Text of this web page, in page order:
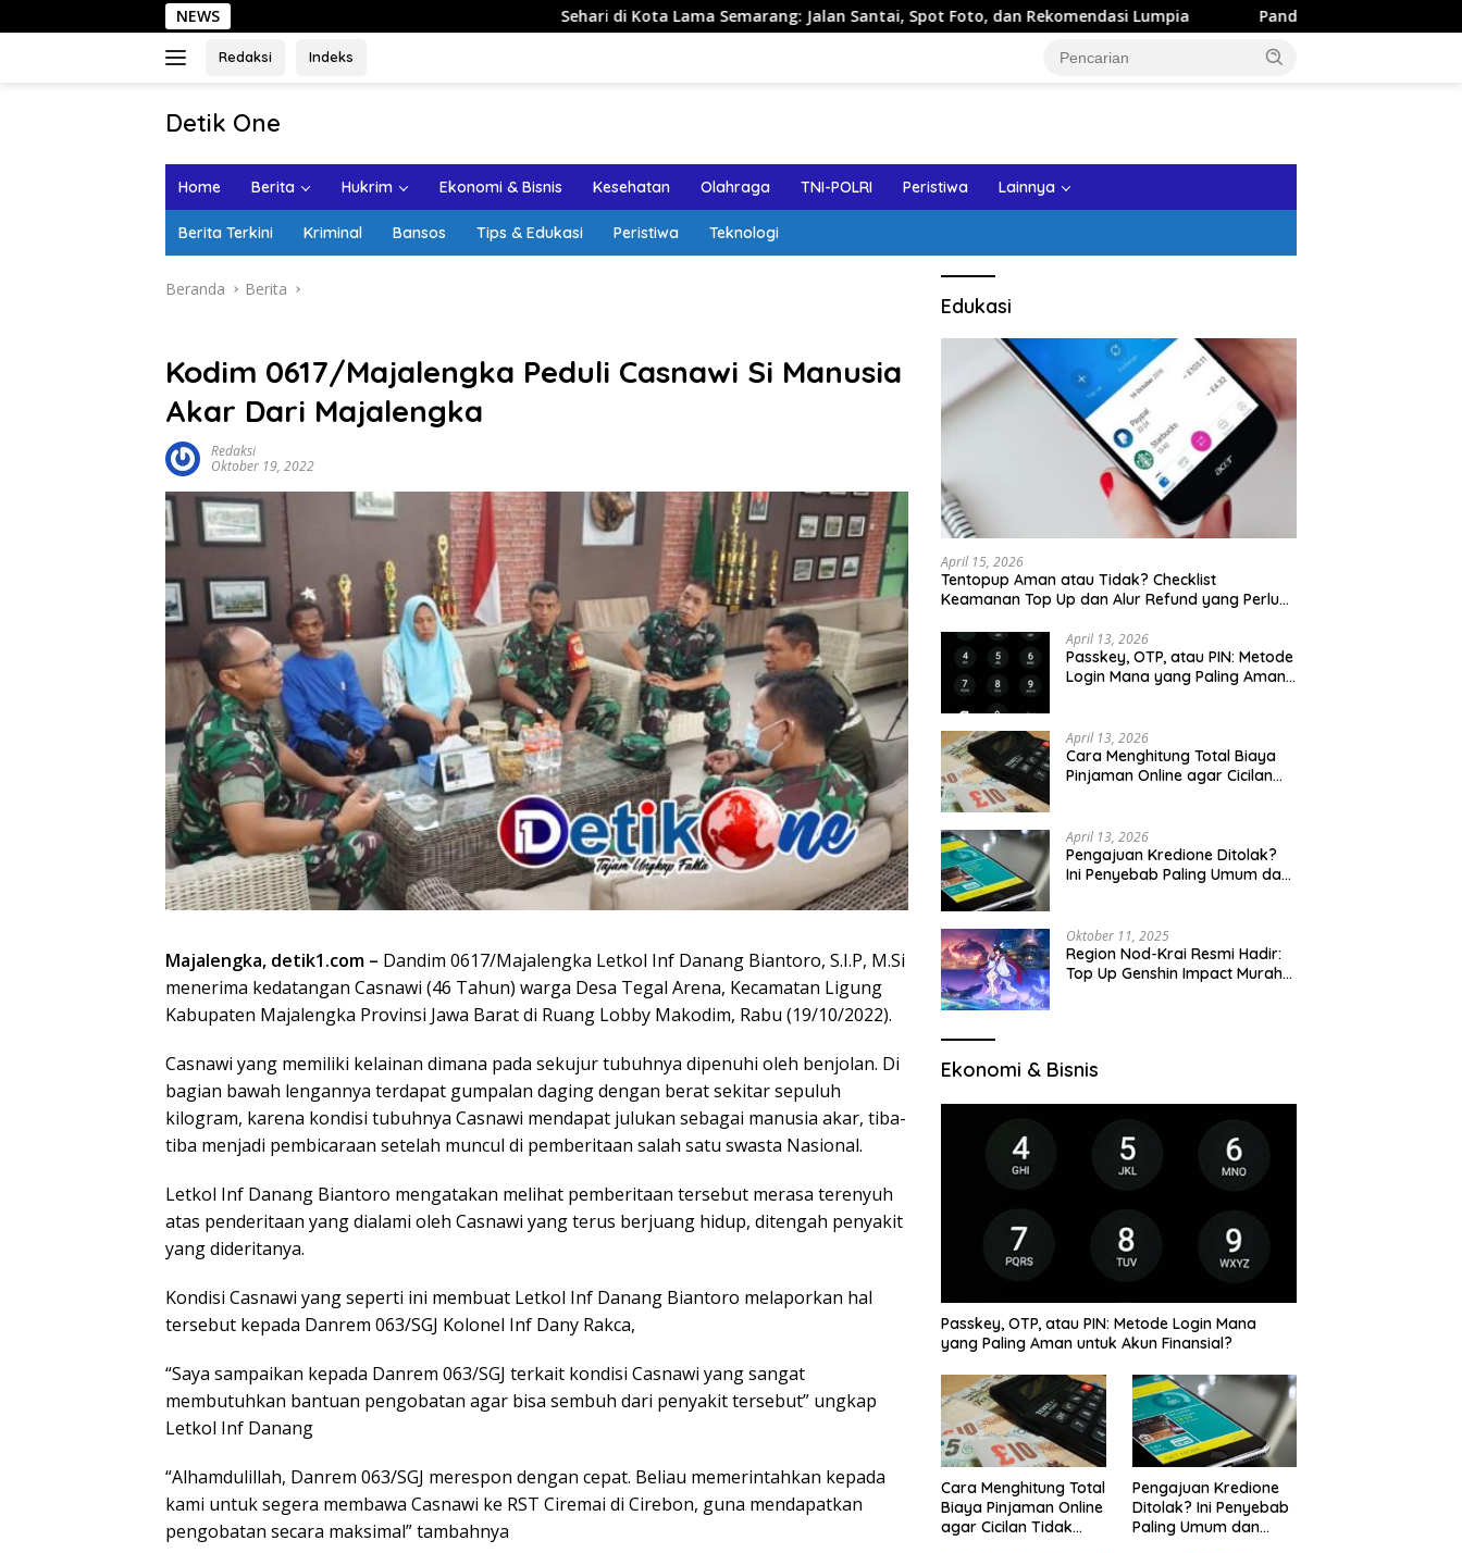
ke
NEWS Sehari di Kota Lama Semarang: Jalan Santai, Spot Foto, dan Rekomendasi Lumpia Panduan Wisata Keluarga ke Kota Batu:
Redaksi Indeks
Detik One
Ungkap
Home Berita Hukrim Ekonomi & Bisnis Kesehatan Olahraga TNI-POLRI Peristiwa Lainnya
Berita Terkini Kriminal Bansos Tips & Edukasi Peristiwa Teknologi
Beranda Berita
Kodim 0617/Majalengka Peduli Casnawi Si Manusia
Akar Dari Majalengka
Redaksi
Oktober 19, 2022
Majalengka, detik1.com – Dandim 0617/Majalengka Letkol Inf Danang Biantoro, S.I.P, M.Si
menerima kedatangan Casnawi (46 Tahun) warga Desa Tegal Arena, Kecamatan Ligung
Kabupaten Majalengka Provinsi Jawa Barat di Ruang Lobby Makodim, Rabu (19/10/2022).
Casnawi yang memiliki kelainan dimana pada sekujur tubuhnya dipenuhi oleh benjolan. Di
bagian bawah lengannya terdapat gumpalan daging dengan berat sekitar sepuluh
kilogram, karena kondisi tubuhnya Casnawi mendapat julukan sebagai manusia akar, tiba-
tiba menjadi pembicaraan setelah muncul di pemberitaan salah satu swasta Nasional.
Letkol Inf Danang Biantoro mengatakan melihat pemberitaan tersebut merasa terenyuh
atas penderitaan yang dialami oleh Casnawi yang terus berjuang hidup, ditengah penyakit
yang dideritanya.
Kondisi Casnawi yang seperti ini membuat Letkol Inf Danang Biantoro melaporkan hal
tersebut kepada Danrem 063/SGJ Kolonel Inf Dany Rakca,
“Saya sampaikan kepada Danrem 063/SGJ terkait kondisi Casnawi yang sangat
membutuhkan bantuan pengobatan agar bisa sembuh dari penyakit tersebut” ungkap
Letkol Inf Danang
“Alhamdulillah, Danrem 063/SGJ merespon dengan cepat. Beliau memerintahkan kepada
kami untuk segera membawa Casnawi ke RST Ciremai di Cirebon, guna mendapatkan
pengobatan secara maksimal” tambahnya
Edukasi
April 15, 2026
Tentopup Aman atau Tidak? Checklist
Keamanan Top Up dan Alur Refund yang Perlu
April 13, 2026
Passkey, OTP, atau PIN: Metode
Login Mana yang Paling Aman
April 13, 2026
Cara Menghitung Total Biaya
Pinjaman Online agar Cicilan
April 13, 2026
Pengajuan Kredione Ditolak?
Ini Penyebab Paling Umum dan
Oktober 11, 2025
Region Nod-Krai Resmi Hadir:
Top Up Genshin Impact Murah
Ekonomi & Bisnis
Passkey, OTP, atau PIN: Metode Login Mana
yang Paling Aman untuk Akun Finansial?
Cara Menghitung Total
Biaya Pinjaman Online
agar Cicilan Tidak
Pengajuan Kredione
Ditolak? Ini Penyebab
Paling Umum dan